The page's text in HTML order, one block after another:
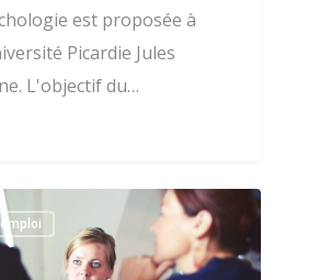
est proposée à
Picardie Jules
L'objectif du…